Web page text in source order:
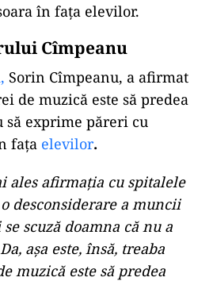
în faţa elevilor.
Cîmpeanu
Sorin Cîmpeanu, a afirmat
de muzică este să predea
să exprime păreri cu
faţa elevilor.
ales afirmaţia cu spitalele
desconsiderare a muncii
scuză doamna că nu a
aşa este, însă, treaba
muzică este să predea